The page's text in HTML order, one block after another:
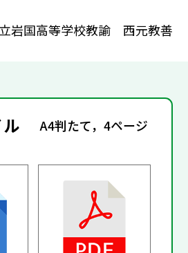
岩国高等学校教諭 西元教善
A4判たて，4ページ